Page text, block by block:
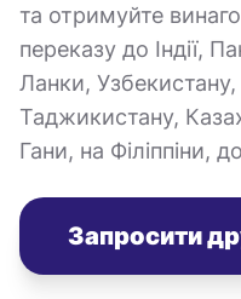
та отримуйте
переказу до Індії,
Ланки,
Таджикистану,
Гани, на Філіппіни,
Запросити